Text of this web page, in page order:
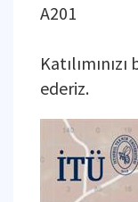
A201
ederiz.